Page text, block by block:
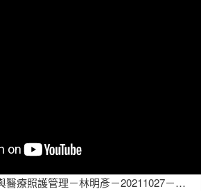
110-1－醫病風險數據與醫療照護管理－林明彥－20211027－疾病的風險模式-6